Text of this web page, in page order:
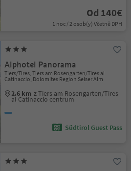
Od 140€
1 noc / 2 osob(y) Včetně DPH
Alphotel Panorama
Tiers/Tires, Tiers am Rosengarten/Tires al
Catinaccio, Dolomites Region Seiser Alm
2.6 km z Tiers am Rosengarten/Tires
al Catinaccio centrum
Südtirol Guest Pass